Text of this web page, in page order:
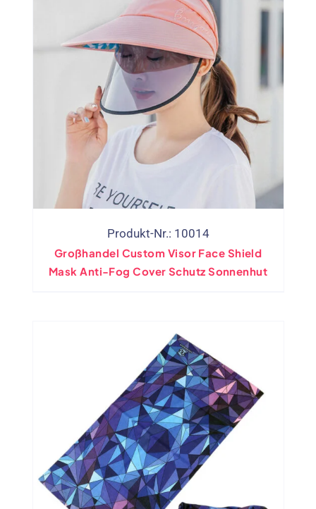
Produkt-Nr.: 10014
Großhandel Custom Visor Face Shield
Mask Anti-Fog Cover Schutz Sonnenhut